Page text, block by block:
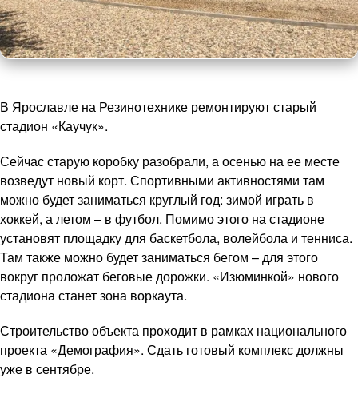
В Ярославле на Резинотехнике ремонтируют старый
стадион «Каучук».
Сейчас старую коробку разобрали, а осенью на ее месте
возведут новый корт. Спортивными активностями там
можно будет заниматься круглый год: зимой играть в
хоккей, а летом – в футбол. Помимо этого на стадионе
установят площадку для баскетбола, волейбола и тенниса.
Там также можно будет заниматься бегом – для этого
вокруг проложат беговые дорожки. «Изюминкой» нового
стадиона станет зона воркаута.
Строительство объекта проходит в рамках национального
проекта «Демография». Сдать готовый комплекс должны
уже в сентябре.